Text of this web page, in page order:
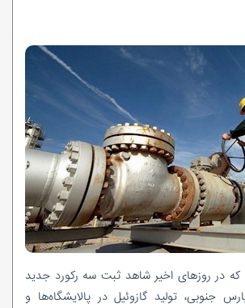
که در روزهای اخیر شاهد ثبت سه رکورد جدید
جنوبی، تولید گازوئیل در پالایشگاه‌ها و